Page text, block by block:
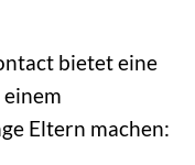
bietet eine
Eltern machen: